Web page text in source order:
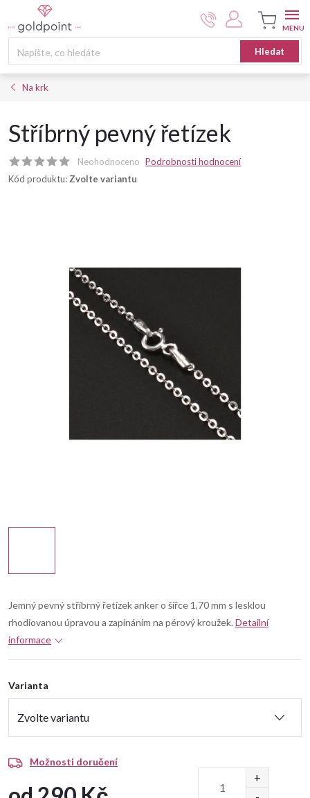
na
Hledat
Nákupní
košík
Na krk
Stříbrný pevný řetízek
Neohodnoceno Podrobnosti hodnocení
Kód produktu: Zvolte variantu
Jemný pevný stříbrný řetízek anker o šířce 1,70 mm s lesklou
rhodiovanou úpravou a zapínáním na pérový kroužek. Detailní
informace
Varianta
Možnosti doručení